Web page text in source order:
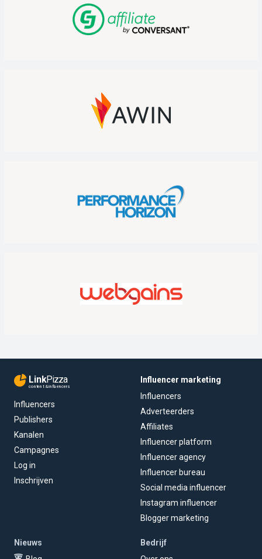
LinkPizza
content & influencers
Influencers
Publishers
Kanalen
Campagnes
Log in
Inschrijven
Influencer marketing
Influencers
Adverteerders
Affiliates
Influencer platform
Influencer agency
Influencer bureau
Social media influencer
Instagram influencer
Blogger marketing
Nieuws
Bedrijf